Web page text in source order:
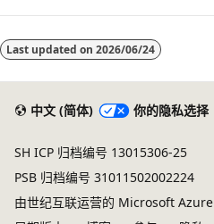
Last updated on 2026/06/24
中文 (简体) 你的隐私选择
SH ICP 归档编号 13015306-25
PSB 归档编号 31011502002224
由世纪互联运营的 Microsoft Azure